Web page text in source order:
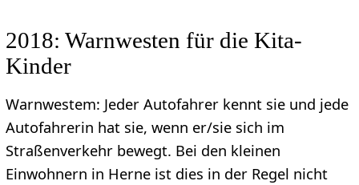
2018: Warnwesten für die Kita-
Kinder
Warnwestem: Jeder Autofahrer kennt sie und jede
Autofahrerin hat sie, wenn er/sie sich im
Straßenverkehr bewegt. Bei den kleinen
Einwohnern in Herne ist dies in der Regel nicht